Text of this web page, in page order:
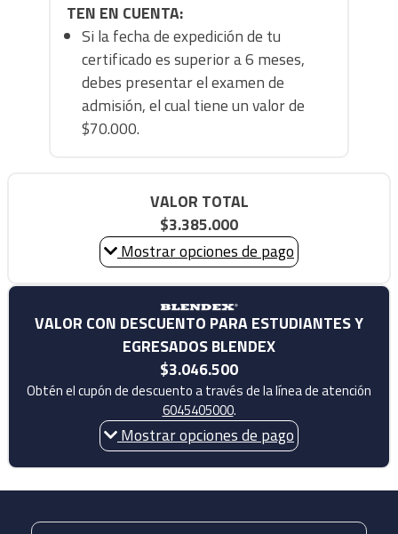
TEN EN CUENTA:
Si la fecha de expedición de tu
certificado es superior a 6 meses,
debes presentar el examen de
admisión, el cual tiene un valor de
$70.000.
VALOR TOTAL
$3.385.000
Mostrar opciones de pago
VALOR CON DESCUENTO PARA ESTUDIANTES Y
EGRESADOS BLENDEX
$3.046.500
Obtén el cupón de descuento a través de la línea de atención
6045405000.
Mostrar opciones de pago